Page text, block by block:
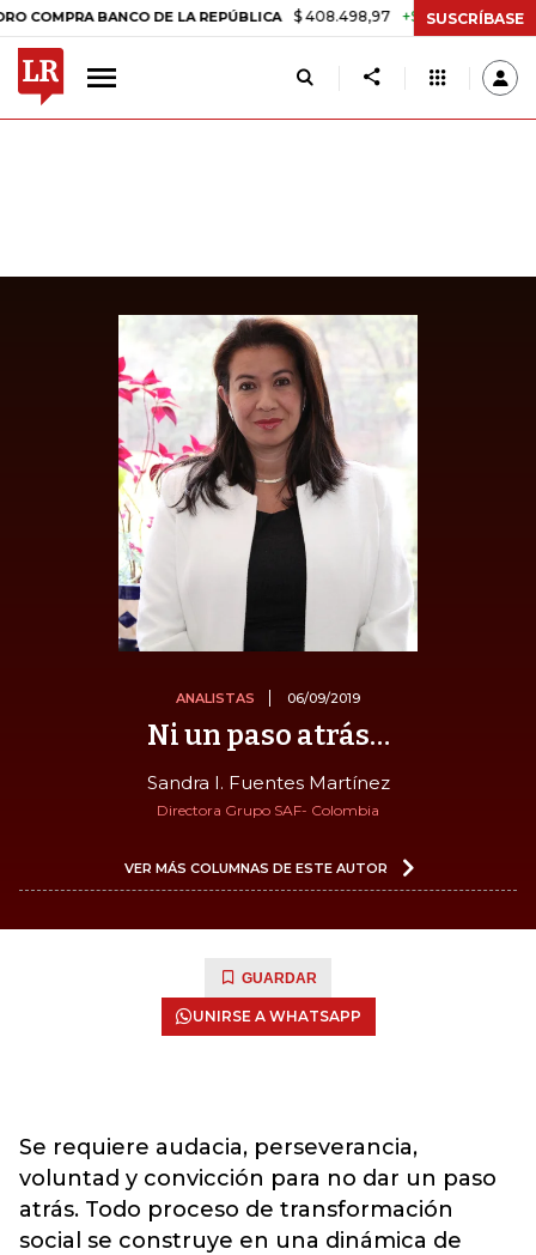
BANCO DE LA REPÚBLICA $ 408.498,97 +$ 8.753,81 +2,19%
SUSCRÍBASE
ANALISTAS 06/09/2019
Ni un paso atrás…
Sandra I. Fuentes Martínez
Directora Grupo SAF- Colombia
VER MÁS COLUMNAS DE ESTE AUTOR
GUARDAR
UNIRSE A WHATSAPP
Se requiere audacia, perseverancia,
voluntad y convicción para no dar un paso
atrás. Todo proceso de transformación
social se construye en una dinámica de